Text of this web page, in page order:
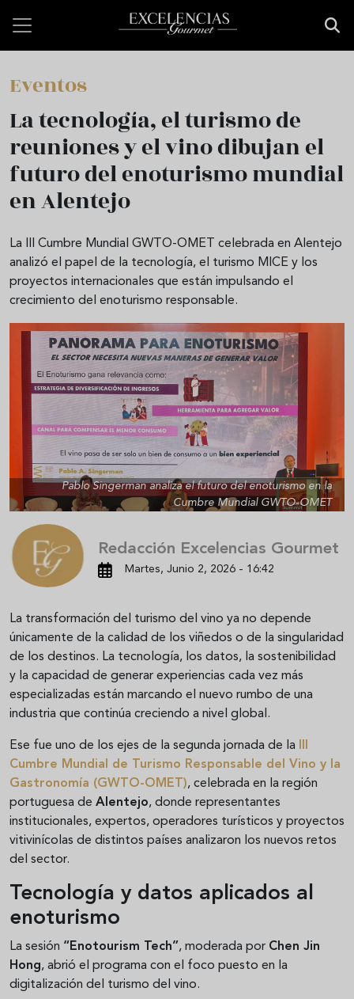
Eventos
La tecnología, el turismo de
reuniones y el vino dibujan el
futuro del enoturismo mundial
en Alentejo
La III Cumbre Mundial GWTO-OMET celebrada en Alentejo
analizó el papel de la tecnología, el turismo MICE y los
proyectos internacionales que están impulsando el
crecimiento del enoturismo responsable.
Pablo Singerman analiza el futuro del enoturismo en la
Cumbre Mundial GWTO-OMET
Redacción Excelencias Gourmet
Martes, Junio 2, 2026 - 16:42
La transformación del turismo del vino ya no depende
únicamente de la calidad de los viñedos o de la singularidad
de los destinos. La tecnología, los datos, la sostenibilidad
y la capacidad de generar experiencias cada vez más
especializadas están marcando el nuevo rumbo de una
industria que continúa creciendo a nivel global.
Ese fue uno de los ejes de la segunda jornada de la III
Cumbre Mundial de Turismo Responsable del Vino y la
Gastronomía (GWTO-OMET), celebrada en la región
portuguesa de Alentejo, donde representantes
institucionales, expertos, operadores turísticos y proyectos
vitivinícolas de distintos países analizaron los nuevos retos
del sector.
Tecnología y datos aplicados al
enoturismo
La sesión “Enotourism Tech”, moderada por Chen Jin
Hong, abrió el programa con el foco puesto en la
digitalización del turismo del vino.